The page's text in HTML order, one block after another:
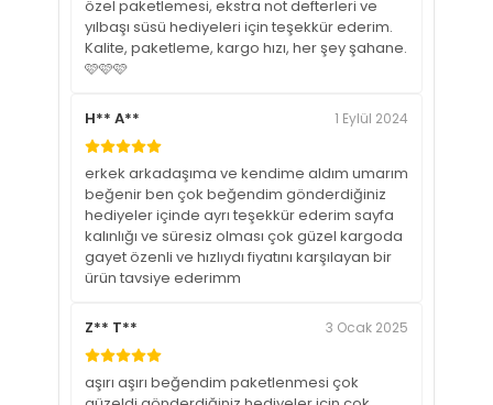
özel paketlemesi, ekstra not defterleri ve
yılbaşı süsü hediyeleri için teşekkür ederim.
Kalite, paketleme, kargo hızı, her şey şahane.
🩷🩷🩷
H** A** 1 Eylül 2024
erkek arkadaşıma ve kendime aldım umarım
beğenir ben çok beğendim gönderdiğiniz
hediyeler içinde ayrı teşekkür ederim sayfa
kalınlığı ve süresiz olması çok güzel kargoda
gayet özenli ve hızlıydı fiyatını karşılayan bir
ürün tavsiye ederimm
Z** T** 3 Ocak 2025
aşırı aşırı beğendim paketlenmesi çok